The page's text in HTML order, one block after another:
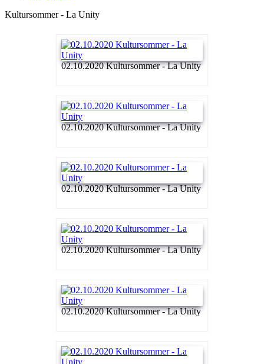
Kultursommer - La Unity
02.10.2020 Kultursommer - La Unity
02.10.2020 Kultursommer - La Unity
02.10.2020 Kultursommer - La Unity
02.10.2020 Kultursommer - La Unity
02.10.2020 Kultursommer - La Unity